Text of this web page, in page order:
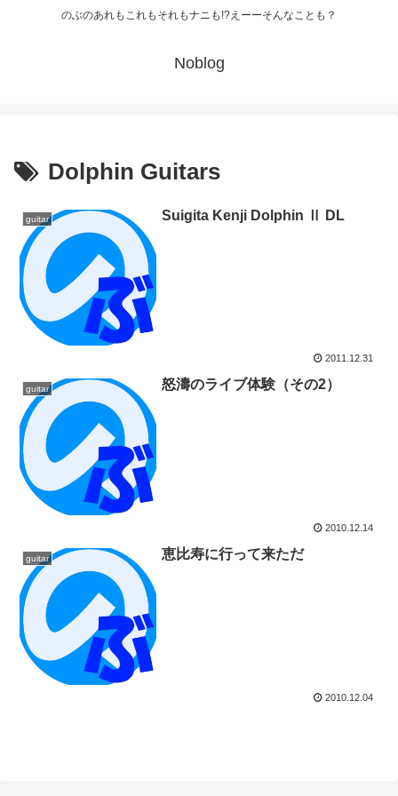
のぶのあれもこれもそれもナニも!?えーーそんなことも？
Noblog
Dolphin Guitars
guitar Suigita Kenji Dolphin Ⅱ DL
2011.12.31
guitar 怒濤のライブ体験（その2）
2010.12.14
guitar 恵比寿に行って来ただ
2010.12.04